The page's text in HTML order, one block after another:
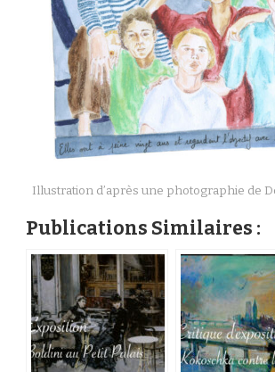
Illustration d’après une photographie de
Publications Similaires :